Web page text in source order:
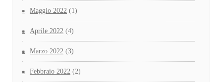
Maggio 2022 (1)
Aprile 2022 (4)
Marzo 2022 (3)
Febbraio 2022 (2)